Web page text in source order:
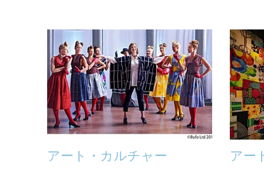
アート・カルチャー アー